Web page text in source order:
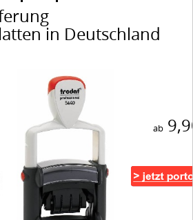
in Deutschland
ab